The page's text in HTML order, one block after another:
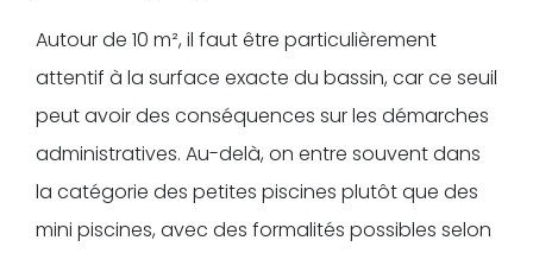
Autour de 10 m², il faut être particulièrement
attentif à la surface exacte du bassin, car ce seuil
peut avoir des conséquences sur les démarches
administratives. Au-delà, on entre souvent dans
la catégorie des petites piscines plutôt que des
mini piscines, avec des formalités possibles selon